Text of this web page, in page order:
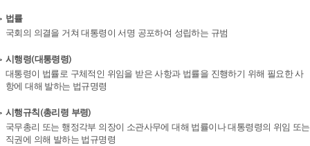
법률
국회의 의결을 거쳐 대통령이 서명 공포하여 성립하는 규범
시행령(대통령령)
대통령이 법률로 구체적인 위임을 받은 사항과 법률을 진행하기 위해 필요한 사
항에 대해 발하는 법규명령
시행규칙(총리령 부령)
국무총리 또는 행정각부 의장이 소관사무에 대해 법률이나 대통령령의 위임 또는
직권에 의해 발하는 법규명령